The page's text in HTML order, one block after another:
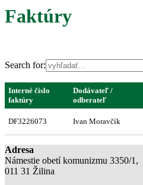
Faktúry
Search for:
Interné číslo
faktúry
Dodávateľ /
odberateľ
DF3226073 Ivan Moravčík
Adresa
Námestie obetí komunizmu 3350/1,
011 31 Žilina